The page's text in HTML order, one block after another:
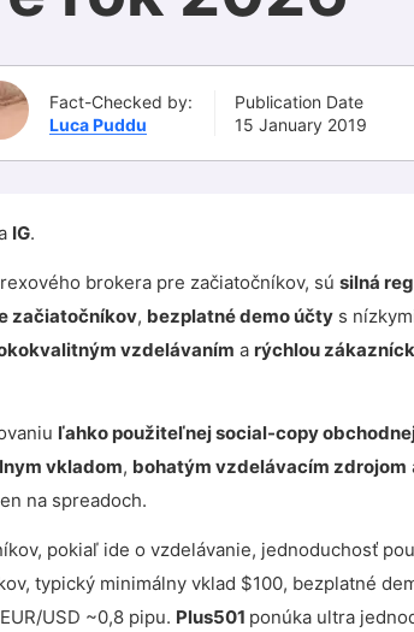
Fact-Checked by:
Luca Puddu
Publication Date
15 January 2019
IG.
brokera pre začiatočníkov, sú silná
začiatočníkov, bezplatné demo účty s
vzdelávaním a rýchlou
ľahko použiteľnej social-copy
vkladom, bohatým vzdelávacím zdrojom
na spreadoch.
pokiaľ ide o vzdelávanie, jednoduchosť
typický minimálny vklad $100, bezplatné
USD ~0,8 pipu. Plus501 ponúka ultra